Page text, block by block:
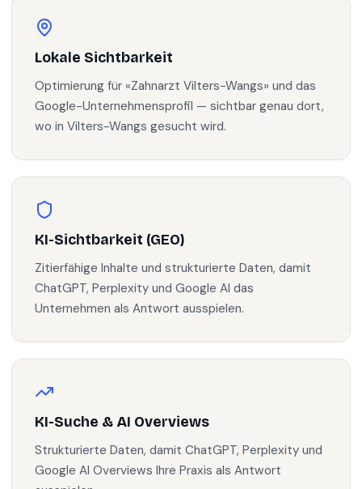
Lokale Sichtbarkeit
Optimierung für «Zahnarzt Vilters-Wangs» und das
Google-Unternehmensprofil — sichtbar genau dort,
wo in Vilters-Wangs gesucht wird.
KI-Sichtbarkeit (GEO)
Zitierfähige Inhalte und strukturierte Daten, damit
ChatGPT, Perplexity und Google AI das
Unternehmen als Antwort ausspielen.
KI-Suche & AI Overviews
Strukturierte Daten, damit ChatGPT, Perplexity und
Google AI Overviews Ihre Praxis als Antwort